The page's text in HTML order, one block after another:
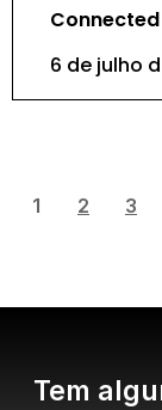
6 de julho
1 2 3
Tem